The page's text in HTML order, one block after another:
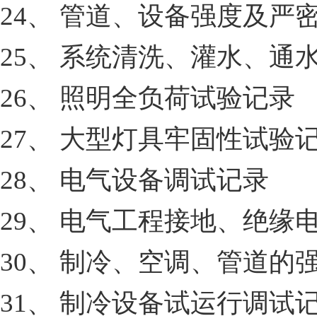
24、 管道、设备强度及严
25、 系统清洗、灌水、通
26、 照明全负荷试验记录
27、 大型灯具牢固性试验
28、 电气设备调试记录
29、 电气工程接地、绝缘
30、 制冷、空调、管道的
31、 制冷设备试运行调试